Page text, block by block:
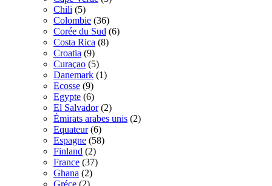
Chili (5)
Colombie (36)
Corée du Sud (6)
Costa Rica (8)
Croatia (9)
Curaçao (5)
Danemark (1)
Ecosse (9)
Egypte (6)
El Salvador (2)
Émirats arabes unis (2)
Equateur (6)
Espagne (58)
Finland (2)
France (37)
Ghana (2)
Gréce (2)